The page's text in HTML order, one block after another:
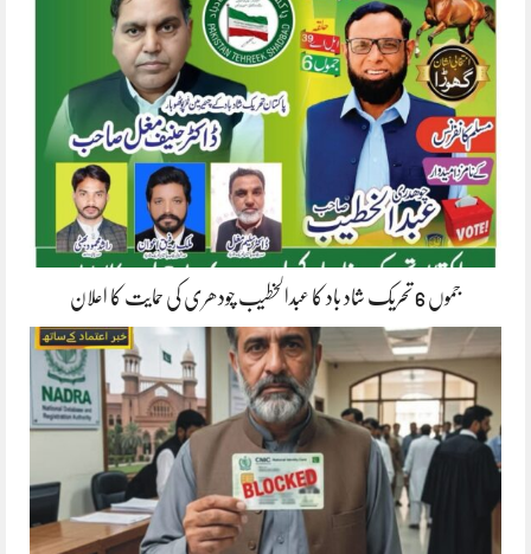
جموں 6 تحریک شاد باد کا عبدالخطیب چودھری کی حمایت کا اعلان